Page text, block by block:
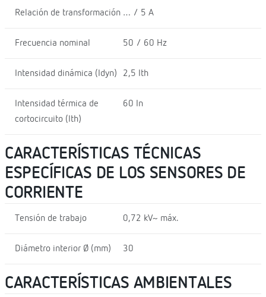
Relación de transformación … / 5 A
Frecuencia nominal 50 / 60 Hz
Intensidad dinámica (Idyn) 2,5 Ith
Intensidad térmica de
cortocircuito (Ith)
60 In
CARACTERÍSTICAS TÉCNICAS
ESPECÍFICAS DE LOS SENSORES DE
CORRIENTE
Tensión de trabajo 0,72 kV~ máx.
Diámetro interior Ø (mm) 30
CARACTERÍSTICAS AMBIENTALES